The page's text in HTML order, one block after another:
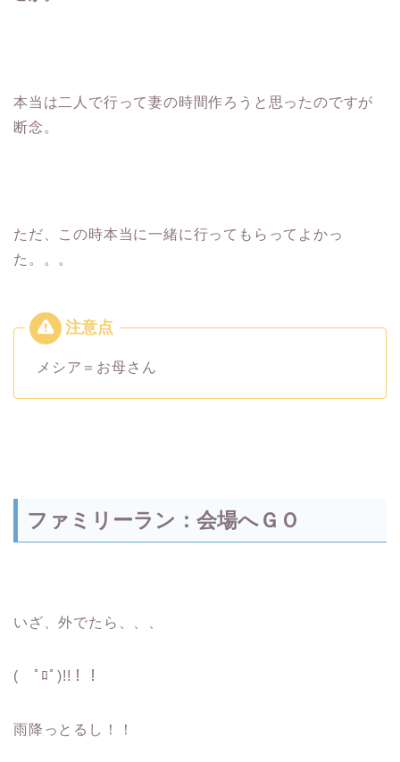
本当は二人で行って妻の時間作ろうと思ったのですが
断念。
ただ、この時本当に一緒に行ってもらってよかっ
た。。。
メシア＝お母さん
ファミリーラン：会場へＧＯ
いざ、外でたら、、、
( ﾟﾛﾟ)!!！！
雨降っとるし！！